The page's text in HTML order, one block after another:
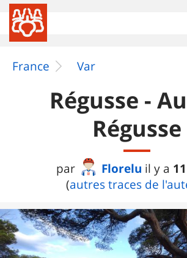
France Var
Régusse -
Régusse
par Florelu il y a
(autres traces de